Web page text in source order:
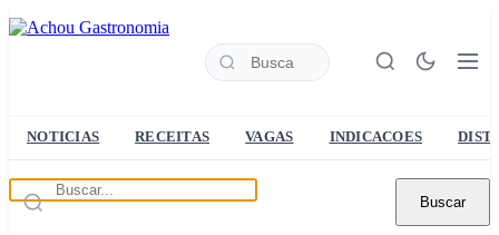
NOTICIAS RECEITAS VAGAS INDICACOES
Buscar